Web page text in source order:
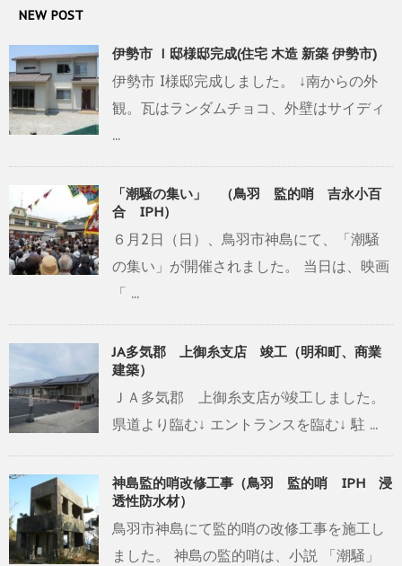
NEW POST
伊勢市 Ｉ邸様邸完成(住宅 木造 新築 伊勢市)
伊勢市 I様邸完成しました。 ↓南からの外
観。瓦はランダムチョコ、外壁はサイディ
...
「潮騒の集い」 （鳥羽 監的哨 吉永小百
合 IPH）
６月2日（日）、鳥羽市神島にて、「潮騒
の集い」が開催されました。 当日は、映画
「 ...
JA多気郡 上御糸支店 竣工（明和町、商業
建築）
ＪＡ多気郡 上御糸支店が竣工しました。
県道より臨む↓ エントランスを臨む↓ 駐 ...
神島監的哨改修工事（鳥羽 監的哨 IPH 浸
透性防水材）
鳥羽市神島にて監的哨の改修工事を施工し
ました。 神島の監的哨は、小説 「潮騒」